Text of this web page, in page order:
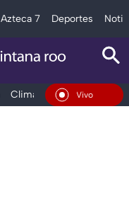
Azteca 7 Deportes
Clima Tráfico
En Vivo